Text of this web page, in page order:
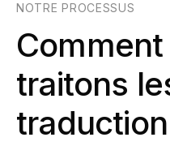
NOTRE PROCESSUS
traitons